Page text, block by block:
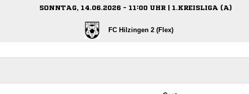
SONNTAG, 14.06.2026 - 11:00 UHR | 1.KREISLIGA (A)
FC Hilzingen 2 (Flex)